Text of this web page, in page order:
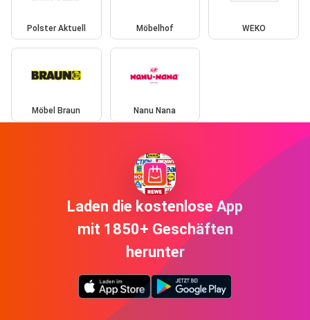
Polster Aktuell Möbelhof WEKO
Möbel Braun Nanu Nana
Laden die kostenlose App
mit 1850+ Geschäften
herunter